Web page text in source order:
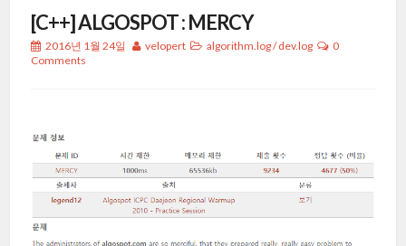
[C++] ALGOSPOT : MERCY
2016년 1월 24일 velopert algorithm.log/dev.log
0
Comments